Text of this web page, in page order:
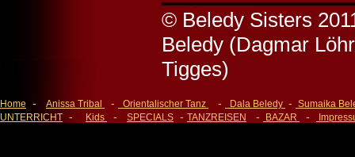
© Beledy Sisters
Beledy (Dagmar
Tigges)
Home - Anissa Tribal - Orientalischer Tanz - Dala Beledy - Sumaika
UNTERRICHT - Kids - SPECIALS - TANZREISEN - BAZAR -